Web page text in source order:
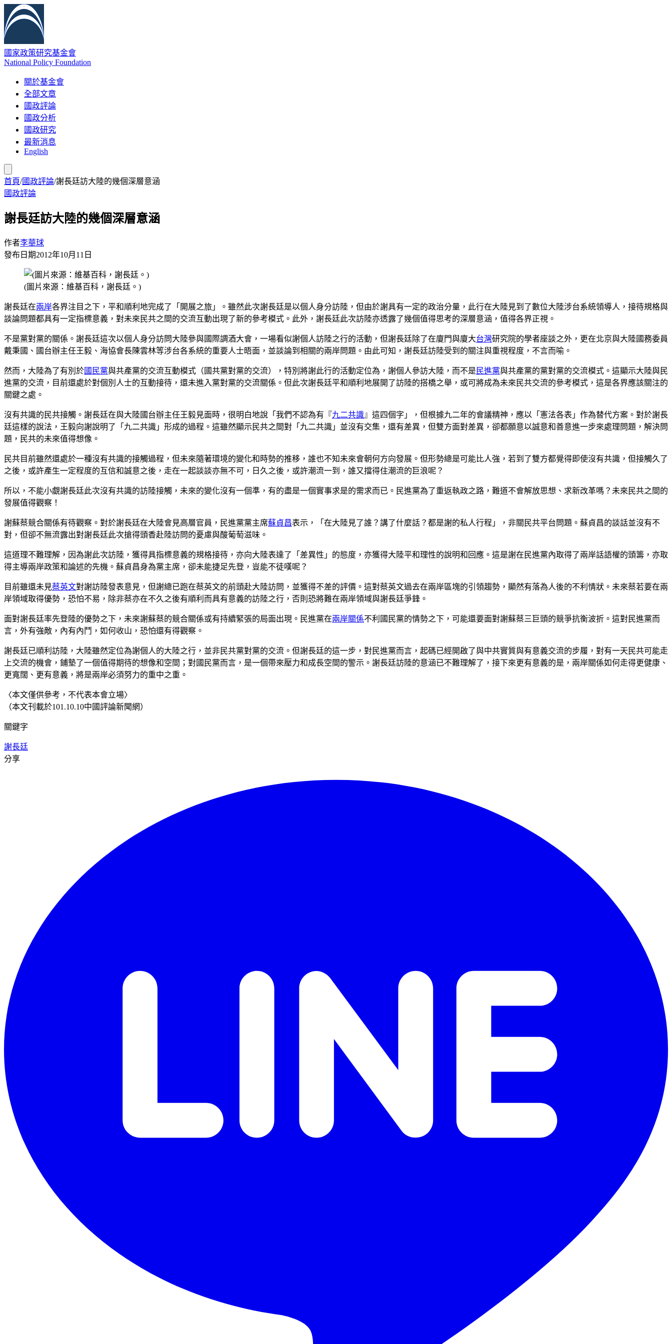
國家政策研究基金會
National Policy Foundation
關於基金會
全部文章
國政評論
國政分析
國政研究
最新消息
English
首頁/國政評論/謝長廷訪大陸的幾個深層意涵
國政評論
謝長廷訪大陸的幾個深層意涵
作者李華球
發布日期2012年10月11日
(圖片來源：維基百科，謝長廷。)
謝長廷在兩岸各界注目之下，平和順利地完成了「開展之旅」。雖然此次謝長廷是以個人身分訪陸，但由於謝具有一定的政治分量，此行在大陸見到了數位大陸涉台系統領導人，接待規格與
談論問題都具有一定指標意義，對未來民共之間的交流互動出現了新的參考模式。此外，謝長廷此次訪陸亦透露了幾個值得思考的深層意涵，值得各界正視。
不是黨對黨的關係。謝長廷這次以個人身分訪問大陸參與國際調酒大會，一場看似謝個人訪陸之行的活動，但謝長廷除了在廈門與廈大台灣研究院的學者座談之外，更在北京與大陸國務委員
戴秉國、國台辦主任王毅、海協會長陳雲林等涉台各系統的重要人士晤面，並談論到相關的兩岸問題。由此可知，謝長廷訪陸受到的關注與重視程度，不言而喻。
然而，大陸為了有別於國民黨與共產黨的交流互動模式（國共黨對黨的交流），特別將謝此行的活動定位為，謝個人參訪大陸，而不是 民進黨與共產黨的黨對黨的交流模式。這顯示大陸與民
進黨的交流，目前還處於對個別人士的互動接待，還未進入黨對黨的交流關係。但此次謝長廷平和順利地展開了訪陸的搭橋之舉，或可將成為未來民共交流的參考模式，這是各界應該關注的
關鍵之處。
沒有共識的民共接觸。謝長廷在與大陸國台辦主任王毅見面時，很明白地說「我們不認為有『九二共識』這四個字」，但根據九二年的會議精神，應以「憲法各表」作為替代方案。對於謝長
廷這樣的說法，王毅向謝說明了「九二共識」形成的過程。這雖然顯示民共之間對「九二共識」並沒有交集，還有差異，但雙方面對差異，卻都願意以誠意和善意進一步來處理問題，解決問
題，民共的未來值得想像。
民共目前雖然還處於一種沒有共識的接觸過程，但未來隨著環境的變化和時勢的推移，誰也不知未來會朝何方向發展。但形勢總是可能比人強，若到了雙方都覺得即使沒有共識，但接觸久了
之後，或許產生一定程度的互信和誠意之後，走在一起談談亦無不可，日久之後，或許潮流一到，誰又擋得住潮流的巨浪呢？
所以，不能小覷謝長廷此次沒有共識的訪陸接觸，未來的變化沒有一個準，有的盡是一個實事求是的需求而已。民進黨為了重返執政之路，難道不會解放思想、求新改革嗎？未來民共之間的
發展值得觀察！
謝蘇蔡競合關係有待觀察。對於謝長廷在大陸會見高層官員，民進黨黨主席蘇貞昌表示，「在大陸見了誰？講了什麼話？都是謝的私人行程」，非關民共平台問題。蘇貞昌的談話並沒有不
對，但卻不無流露出對謝長廷此次搶得頭香赴陸訪問的憂慮與酸葡萄滋味。
這道理不難理解，因為謝此次訪陸，獲得具指標意義的規格接待，亦向大陸表達了「差異性」的態度，亦獲得大陸平和理性的說明和回應。這是謝在民進黨內取得了兩岸話語權的頭籌，亦取
得主導兩岸政策和論述的先機。蘇貞昌身為黨主席，卻未能捷足先登，豈能不徒嘆呢？
目前雖還未見蔡英文對謝訪陸發表意見，但謝總已跑在蔡英文的前頭赴大陸訪問，並獲得不差的評價。這對蔡英文過去在兩岸區塊的引領趨勢，顯然有落為人後的不利情狀。未來蔡若要在兩
岸領域取得優勢，恐怕不易，除非蔡亦在不久之後有順利而具有意義的訪陸之行，否則恐將難在兩岸領域與謝長廷爭鋒。
面對謝長廷率先登陸的優勢之下，未來謝蘇蔡的競合關係或有持續緊張的局面出現。民進黨在兩岸關係不利國民黨的情勢之下，可能還要面對謝蘇蔡三巨頭的競爭抗衡波折。這對民進黨而
言，外有強敵，內有內鬥，如何收山，恐怕還有得觀察。
謝長廷已順利訪陸，大陸雖然定位為謝個人的大陸之行，並非民共黨對黨的交流。但謝長廷的這一步，對民進黨而言，起碼已經開啟了與中共實質與有意義交流的步履，對有一天民共可能走
上交流的機會，鋪墊了一個值得期待的想像和空間；對國民黨而言，是一個帶來壓力和成長空間的警示。謝長廷訪陸的意涵已不難理解了，接下來更有意義的是，兩岸關係如何走得更健康、
更寬闊、更有意義，將是兩岸必須努力的重中之重。
〈本文僅供參考，不代表本會立場〉
（本文刊載於101.10.10中國評論新聞網）
關鍵字
謝長廷
分享